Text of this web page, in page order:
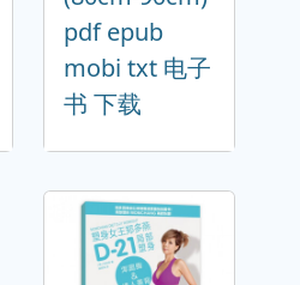
pdf epub
mobi txt 电子
书 下载